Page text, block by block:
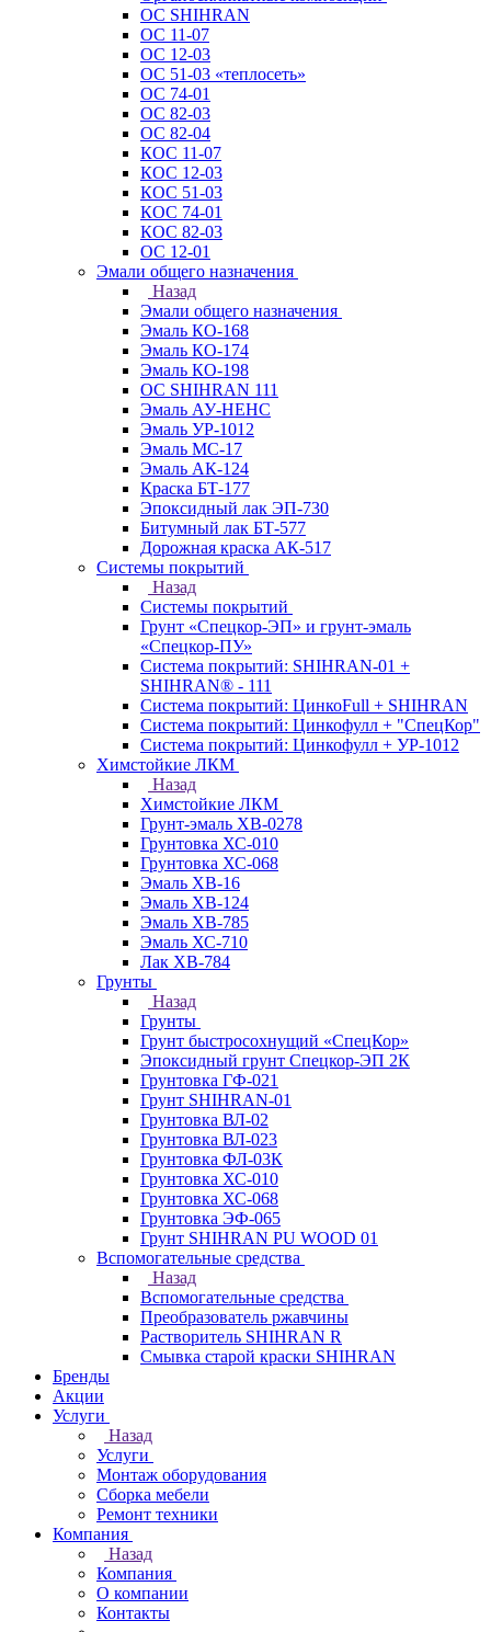
ОС SHIHRAN
ОС 11-07
ОС 12-03
ОС 51-03 «теплосеть»
ОС 74-01
ОС 82-03
ОС 82-04
КОС 11-07
КОС 12-03
КОС 51-03
КОС 74-01
КОС 82-03
ОС 12-01
Эмали общего назначения
Назад
Эмали общего назначения
Эмаль КО-168
Эмаль КО-174
Эмаль КО-198
ОС SHIHRAN 111
Эмаль АУ-НЕНС
Эмаль УР-1012
Эмаль МС-17
Эмаль АК-124
Краска БТ-177
Эпоксидный лак ЭП-730
Битумный лак БТ-577
Дорожная краска АК-517
Системы покрытий
Назад
Системы покрытий
Грунт «Спецкор-ЭП» и грунт-эмаль
«Спецкор-ПУ»
Система покрытий: SHIHRAN-01 +
SHIHRAN® - 111
Система покрытий: ЦинкоFull + SHIHRAN
Система покрытий: Цинкофулл + "СпецКор"
Система покрытий: Цинкофулл + УР-1012
Химстойкие ЛКМ
Назад
Химстойкие ЛКМ
Грунт-эмаль ХВ-0278
Грунтовка ХС-010
Грунтовка ХС-068
Эмаль ХВ-16
Эмаль ХВ-124
Эмаль ХВ-785
Эмаль ХС-710
Лак ХВ-784
Грунты
Назад
Грунты
Грунт быстросохнущий «СпецКор»
Эпоксидный грунт Спецкор-ЭП 2К
Грунтовка ГФ-021
Грунт SHIHRAN-01
Грунтовка ВЛ-02
Грунтовка ВЛ-023
Грунтовка ФЛ-03К
Грунтовка ХС-010
Грунтовка ХС-068
Грунтовка ЭФ-065
Грунт SHIHRAN PU WOOD 01
Вспомогательные средства
Назад
Вспомогательные средства
Преобразователь ржавчины
Растворитель SHIHRAN R
Смывка старой краски SHIHRAN
Бренды
Акции
Услуги
Назад
Услуги
Монтаж оборудования
Сборка мебели
Ремонт техники
Компания
Назад
Компания
О компании
Контакты